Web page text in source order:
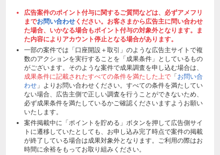
広告案件のポイント付与に関するご質問などは、必ずアメフリ
までお問い合わせください。お客さまから広告主に問い合わせ
た場合、いかなる場合もポイント付与の対象外となります。ま
た内容によりアカウント停止となる場合があります。
一部の案件では「口座開設＋取引」のような広告主サイトで複
数のアクションを実行することを「成果条件」としているもの
がございます。そのような案件で成果調査を申し込む場合は、
成果条件に記載されたすべての条件を満たした上で「お問い合
わせ」よりお問い合わせください。すべての条件を満たしてい
ない場合、広告主側で正しい調査を行うことができないため、
必ず成果条件を満たしているかご確認くださいますようお願い
いたします。
案件掲載中に「ポイントを貯める」ボタンを押して広告側サイ
トに遷移していたとしても、お申し込み完了時点で案件の掲載
が終了している場合は成果対象外となります。ご利用の際はお
時間に余裕をもってお取り組みください。